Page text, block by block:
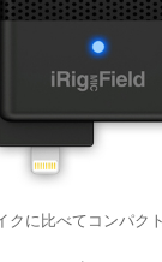
クに比べてコンパク